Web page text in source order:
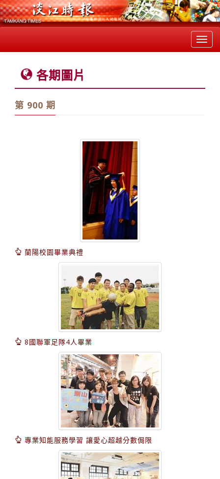
各期圖片
第 900 期
蘭陽校園畢業典禮
8國聯軍足隊4人畢業
專業知能服務學習 讓愛心超越分數侷限